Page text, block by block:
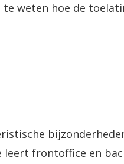
weten hoe de
leert frontoffice en